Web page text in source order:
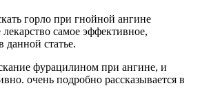
горло при гнойной ангине
лекарство самое эффективное,
данной статье.
фурацилином при ангине, и
очень подробно рассказывается в